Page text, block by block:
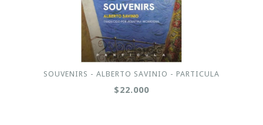
SOUVENIRS - ALBERTO SAVINIO - PARTICULA
$22.000